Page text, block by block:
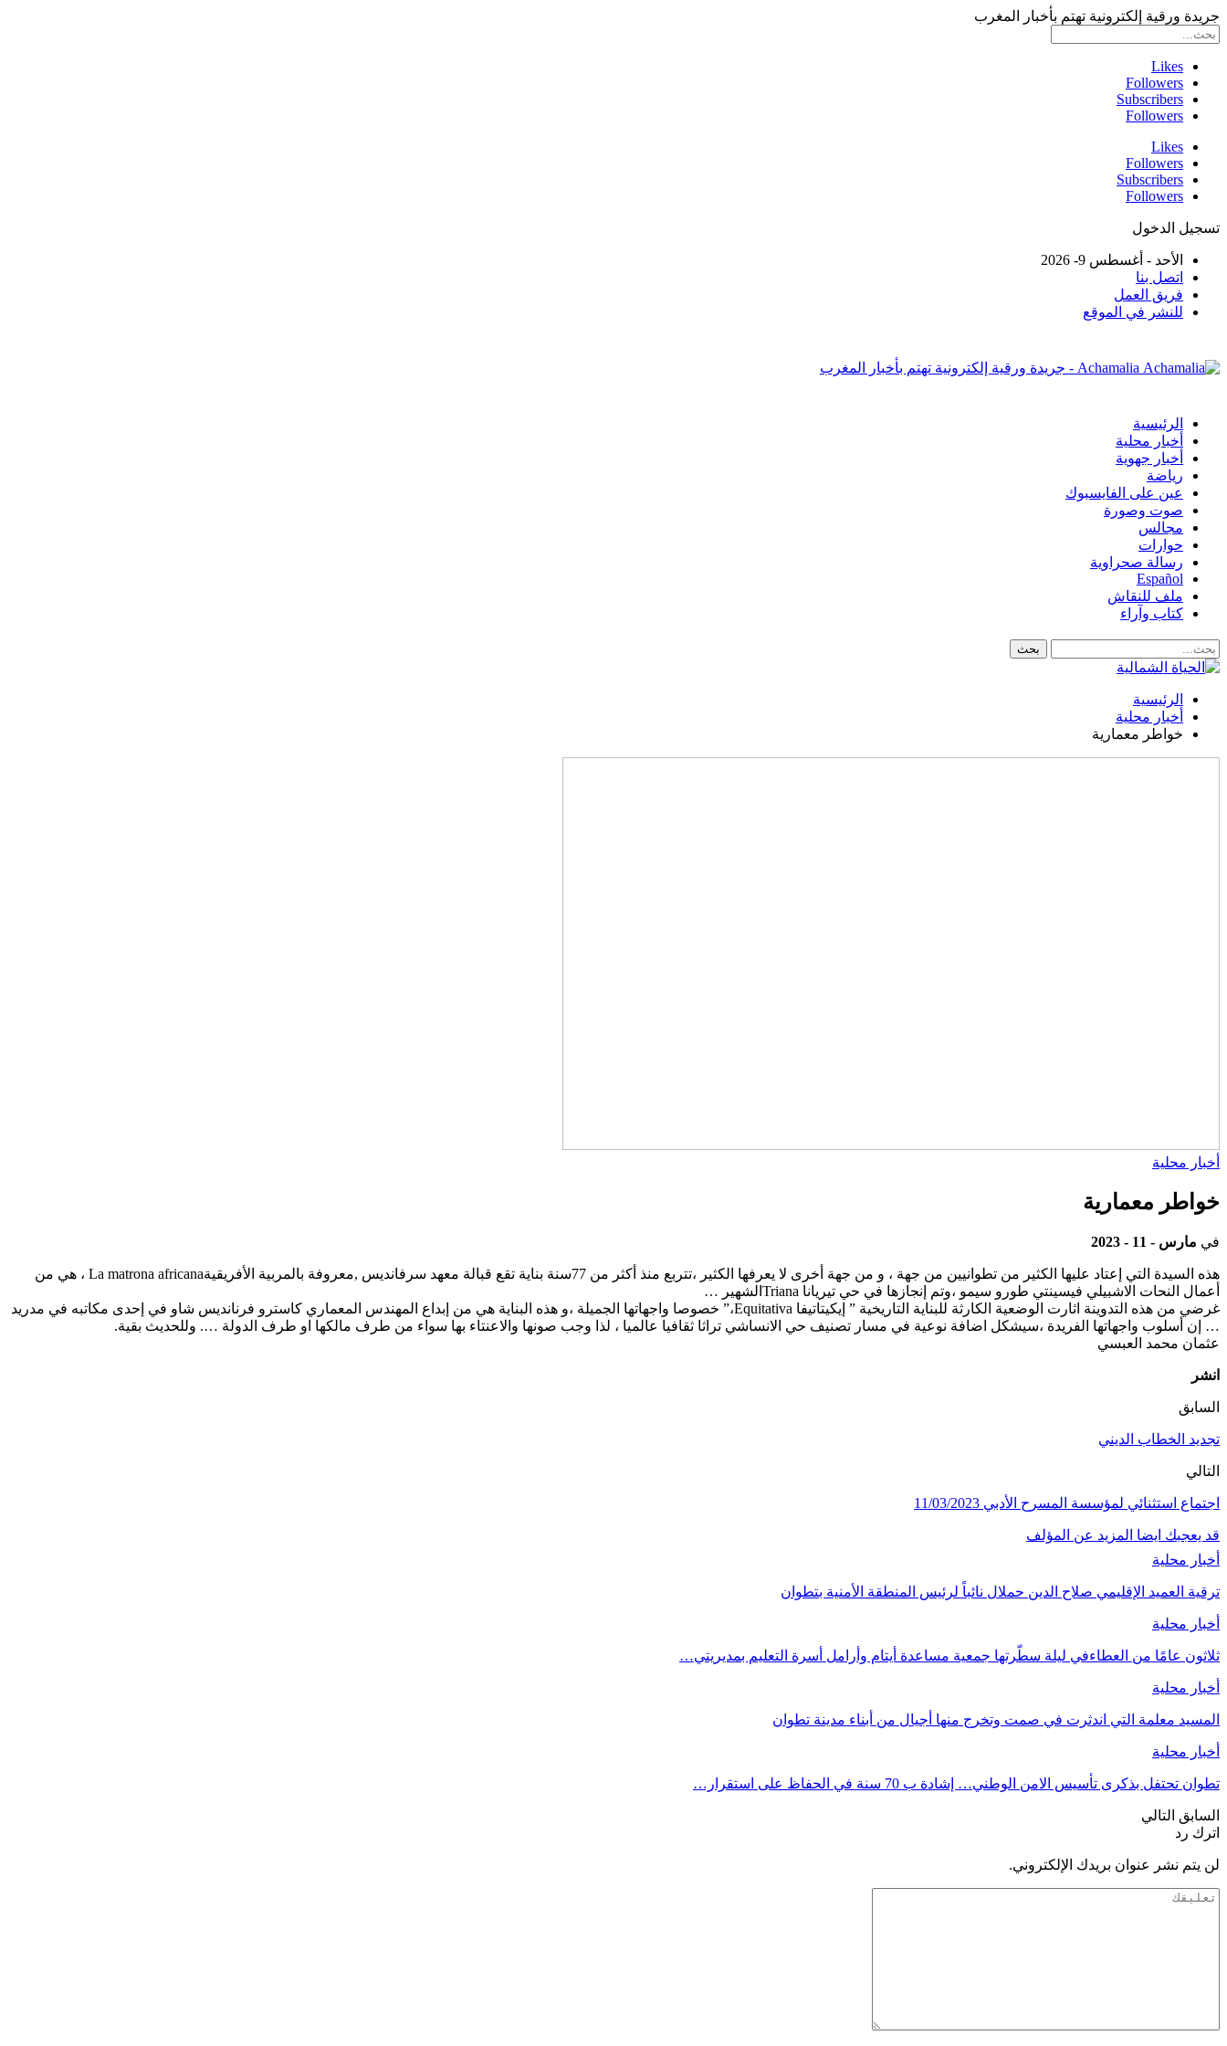
جريدة ورقية إلكترونية تهتم بأخبار المغرب
Likes
Followers
Subscribers
Followers
Likes
Followers
Subscribers
Followers
تسجيل الدخول
الأحد - أغسطس 9- 2026
اتصل بنا
فريق العمل
للنشر في الموقع
Achamalia - جريدة ورقية إلكترونية تهتم بأخبار المغرب
الرئيسية
أخبار محلية
أخبار جهوية
رياضة
عين على الفايسبوك
صوت وصورة
مجالس
حوارات
رسالة صحراوية
Español
ملف للنقاش
كتاب وآراء
الرئيسية
أخبار محلية
خواطر معمارية
أخبار محلية
خواطر معمارية
في مارس - 11 - 2023
هذه السيدة التي إعتاد عليها الكثير من تطوانيين من جهة ، و من جهة أخرى لا يعرفها الكثير ،تتربع منذ أكثر من 77سنة بناية تقع قبالة معهد سرفانديس ,معروفة بالمربية الأفريقيةLa matrona africana ، هي من
أعمال النحات الاشبيلي فيسينتي طورو سيمو ،وتم إنجازها في حي تيريانا Trianaالشهير …
غرضي من هذه التدوينة اثارت الوضعية الكارثة للبناية التاريخية ” إيكيتاتيفا Equitativa،” خصوصا واجهاتها الجميلة ،و هذه البناية هي من إبداع المهندس المعماري كاسترو فرنانديس شاو في إحدى مكاتبه في مدريد
… إن أسلوب واجهاتها الفريدة ،سيشكل اضافة نوعية في مسار تصنيف حي الانساشي تراثا ثقافيا عالميا ، لذا وجب صونها والاعنتاء بها سواء من طرف مالكها او طرف الدولة …. وللحديث بقية.
عثمان محمد العبسي
انشر
السابق
تجديد الخطاب الديني
التالي
اجتماع استثنائي لمؤسسة المسرح الأدبي 11/03/2023
قد يعجبك ايضا المزيد عن المؤلف
أخبار محلية
ترقية العميد الإقليمي صلاح الدين حملال نائباً لرئيس المنطقة الأمنية بتطوان
أخبار محلية
ثلاثون عامًا من العطاءفي ليلة سطّرتها جمعية مساعدة أيتام وأرامل أسرة التعليم بمديريتي…
أخبار محلية
المسيد معلمة التي اندثرت في صمت وتخرج منها أجيال من أبناء مدينة تطوان
أخبار محلية
تطوان تحتفل بذكرى تأسيس الامن الوطني… إشادة ب 70 سنة في الحفاظ على استقرار…
السابق التالي
اترك رد
لن يتم نشر عنوان بريدك الإلكتروني.